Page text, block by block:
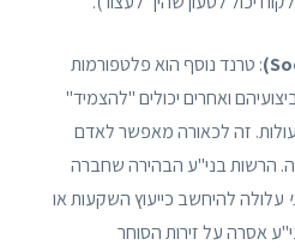
: טרנד נוסף הוא פלטפורמות
ואחרים יכולים "להצמיד"
זה לכאורה מאפשר לאדם
הרשות בני"ע הבהירה שחברה
עלולה להיחשב כייעוץ השקעות או
אסרה על זירות הסוחר